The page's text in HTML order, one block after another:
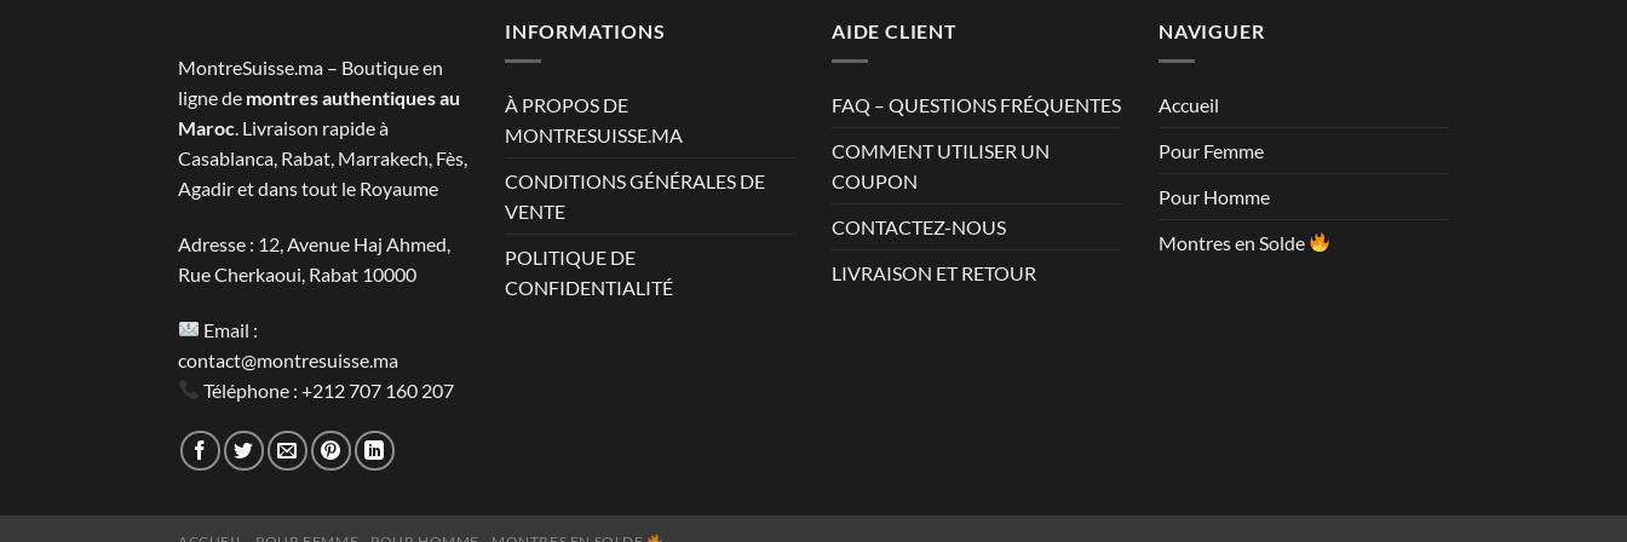
1.390 MAD.
MontreSuisse.ma – Boutique en
ligne de montres authentiques au
Maroc. Livraison rapide à
Casablanca, Rabat, Marrakech, Fès,
Agadir et dans tout le Royaume
Adresse : 12, Avenue Haj Ahmed,
Rue Cherkaoui, Rabat 10000
Email :
contact@montresuisse.ma
Téléphone :+212 707 160 207
INFORMATIONS
À PROPOS DE
MONTRESUISSE.MA
CONDITIONS GÉNÉRALES DE
VENTE
POLITIQUE DE
CONFIDENTIALITÉ
AIDE CLIENT
FAQ – QUESTIONS FRÉQUENTES
COMMENT UTILISER UN
COUPON
CONTACTEZ-NOUS
LIVRAISON ET RETOUR
NAVIGUER
Accueil
Pour Femme
Pour Homme
Montres en Solde